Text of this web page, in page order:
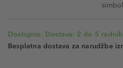
Dostupno. Dostava: 2 do 5
Besplatna dostava za narudžbe